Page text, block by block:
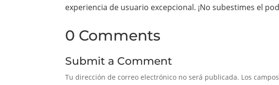
experiencia de usuario excepcional. ¡No subestimes el
0 Comments
Submit a Comment
Tu dirección de correo electrónico no será publicada. Los